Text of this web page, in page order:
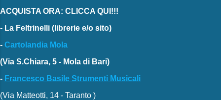
ACQUISTA ORA: CLICCA QUI!!!
- La Feltrinelli (librerie e/o sito)
- Cartolandia Mola
(Via S.Chiara, 5 - Mola di Bari)
- Francesco Basile Strumenti Musicali
(Via Matteotti, 14 - Taranto )